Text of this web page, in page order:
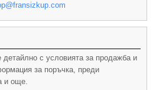
детайлно с условията за продажба и
за поръчка, преди
и още.